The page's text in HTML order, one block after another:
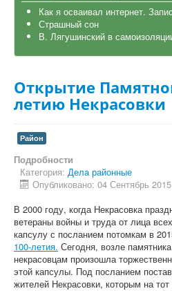
Как я осваивал интернет.
Страшный сон
В. Лягушинский в
Открытие
летию Некрасовки
Район
Подробности
Категория: Дела районные
Опубликовано: 04 Сентябрь 2015
В 2000 году, когда Некрасовка
ветераны войны и труда от лица
капсулу с посланием потомкам в
100-летия. Сегодня, возле
некрасовцам произошла
этой капсулы. Под посланием
жителей Некрасовки, которым на